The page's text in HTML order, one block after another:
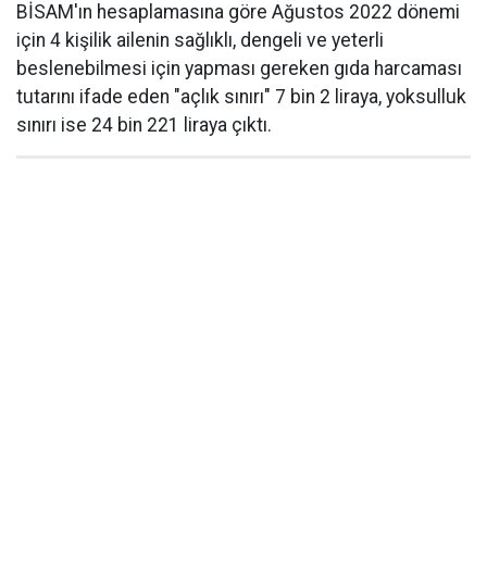
BİSAM'ın hesaplamasına göre Ağustos 2022 dönemi
için 4 kişilik ailenin sağlıklı, dengeli ve yeterli
beslenebilmesi için yapması gereken gıda harcaması
tutarını ifade eden "açlık sınırı" 7 bin 2 liraya, yoksulluk
sınırı ise 24 bin 221 liraya çıktı.